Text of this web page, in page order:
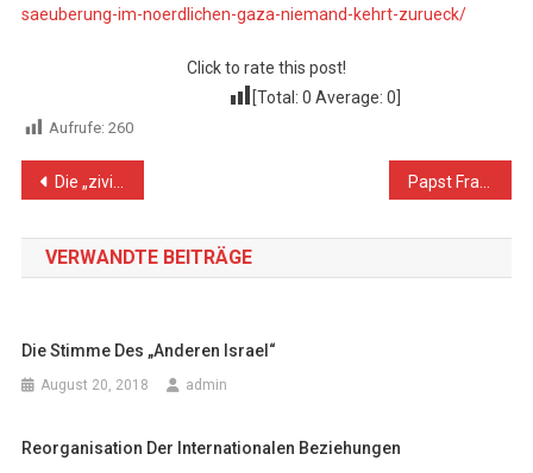
saeuberung-im-noerdlichen-gaza-niemand-kehrt-zurueck/
Click to rate this post!
[Total: 0 Average: 0
Aufrufe: 260
Beitragsnavigation
Die „zivilisierten“ Komplizen der Barbarei Papst Franziskus fordert Untersuchung von Israels Krieg gegen Gaza wegen Völkermordes
VERWANDTE BEITRÄGE
Die Stimme Des „anderen Israel“
August 20, 2018 admin
Reorganisation Der Internationalen Beziehungen